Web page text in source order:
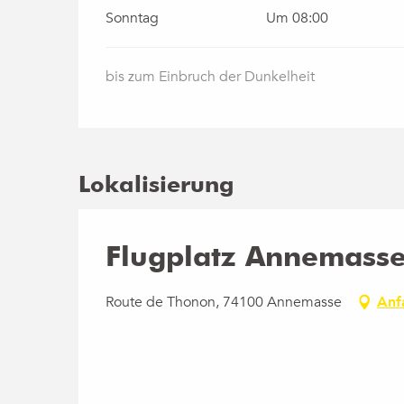
Sonntag Um 08:00
bis zum Einbruch der Dunkelheit
Lokalisierung
Flugplatz
Route de Thonon, 74100 Annemasse